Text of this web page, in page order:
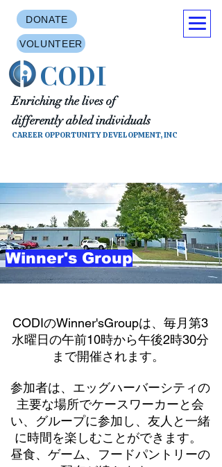
CAREER OPPORTUNITY DEVELOPMENT, INC
Enriching the lives of
differently abled individuals
CODI
DONATE
VOLUNTEER
Winner's Group
CODIのWinner'sGroupは、毎月第3
水曜日の午前10時から午後2時30分
まで開催されます。
参加者は、エッグハーバーシティの
主要な場所でケースワーカーと会
い、グループに参加し、友人と一緒
に時間を楽しむことができます。
昼食、ゲーム、フードパントリーの